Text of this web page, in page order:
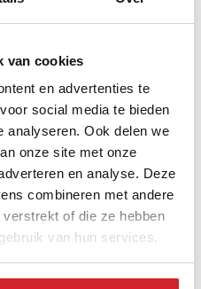
van cookies
en advertenties te
social media te bieden
analyseren. Ook delen we
onze site met onze
en analyse. Deze
combineren met andere
of die ze hebben
van hun services.